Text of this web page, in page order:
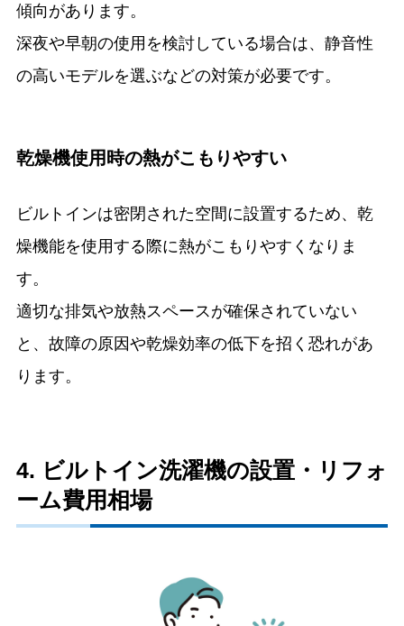
傾向があります。
深夜や早朝の使用を検討している場合は、静音性
の高いモデルを選ぶなどの対策が必要です。
乾燥機使用時の熱がこもりやすい
ビルトインは密閉された空間に設置するため、乾
燥機能を使用する際に熱がこもりやすくなりま
す。
適切な排気や放熱スペースが確保されていない
と、故障の原因や乾燥効率の低下を招く恐れがあ
ります。
4. ビルトイン洗濯機の設置・リフォ
ーム費用相場